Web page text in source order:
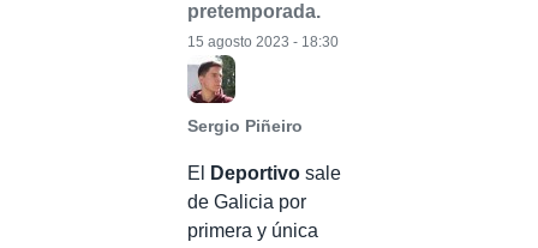
pretemporada.
Sergio Piñeiro
15 agosto 2023 - 18:30
El Deportivo sale
de Galicia por
primera y única